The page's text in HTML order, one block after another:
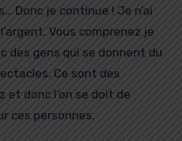
Donc je continue ! Je n’ai
Vous comprenez je
des gens qui se donnent du
Ce sont des
et donc l’on se doit de
ces personnes.